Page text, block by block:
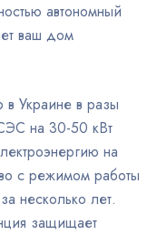
автономный
ваш дом
Украине в разы
на 30-50 кВт
на
с режимом работы
несколько лет.
защищает